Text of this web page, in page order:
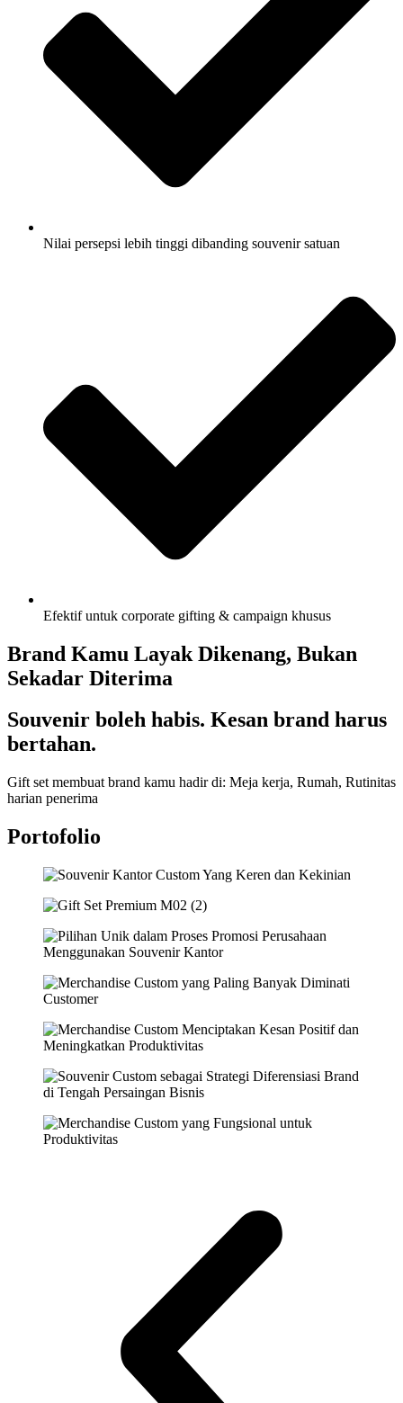
Nilai persepsi lebih tinggi dibanding souvenir satuan
Efektif untuk corporate gifting & campaign khusus
Brand Kamu Layak Dikenang, Bukan
Sekadar Diterima
Souvenir boleh habis. Kesan brand harus
bertahan.
Gift set membuat brand kamu hadir di: Meja kerja, Rumah, Rutinitas
harian penerima
Portofolio